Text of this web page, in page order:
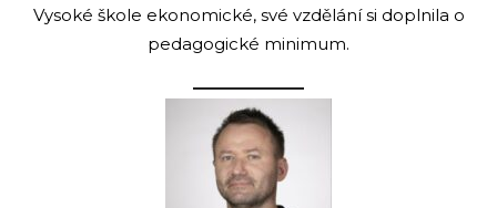
Vysoké škole ekonomické, své vzdělání si doplnila o
pedagogické minimum.